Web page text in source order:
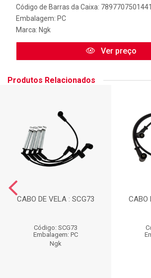
Código de Barras da Caixa: 7897707501441
Embalagem: PC
Marca: Ngk
Ver preço
Produtos Relacionados
CABO DE VELA : SCG73
Código: SCG73
Embalagem: PC
Ngk
CABO